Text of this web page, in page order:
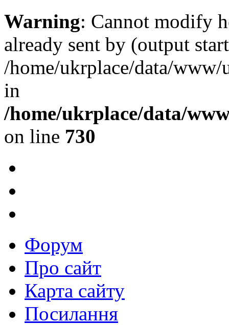
Warning: Cannot modify
already sent by (output
/home/ukrplace/data/
in
/home/ukrplace/data/
on line 730
Форум
Про сайт
Карта сайту
Посилання